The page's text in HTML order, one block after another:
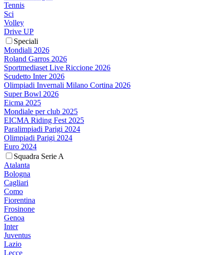
Tennis
Sci
Volley
Drive UP
Speciali
Mondiali 2026
Roland Garros 2026
Sportmediaset Live Riccione 2026
Scudetto Inter 2026
Olimpiadi Invernali Milano Cortina 2026
Super Bowl 2026
Eicma 2025
Mondiale per club 2025
EICMA Riding Fest 2025
Paralimpiadi Parigi 2024
Olimpiadi Parigi 2024
Euro 2024
Squadra Serie A
Atalanta
Bologna
Cagliari
Como
Fiorentina
Frosinone
Genoa
Inter
Juventus
Lazio
Lecce